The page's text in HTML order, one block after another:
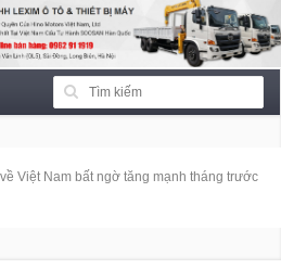
Việt Nam bất ngờ tăng mạnh tháng trước